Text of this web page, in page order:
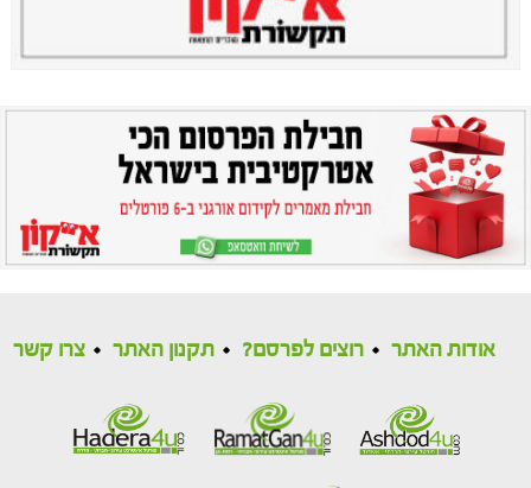
אודות האתר רוצים לפרסם? תקנון האתר צרו קשר